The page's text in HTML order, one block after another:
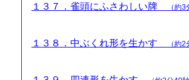
１３７．雀頭にふさわしい牌 （約3
１３８．中ぶくれ形を生かす （約2